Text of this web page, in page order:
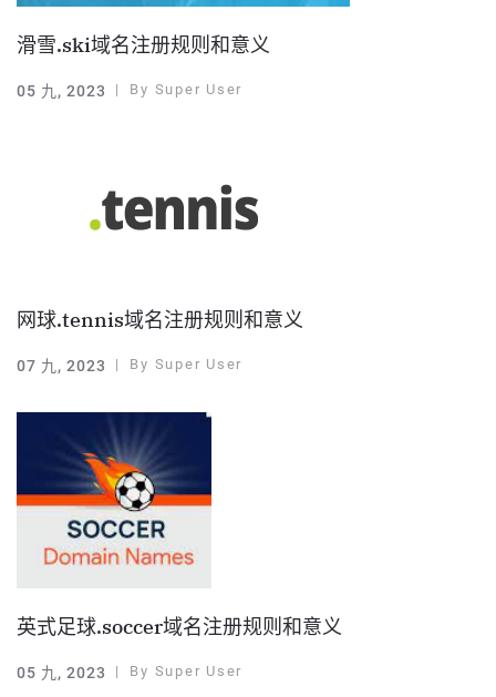
滑雪.ski域名注册规则和意义
05 九, 2023 By Super User
网球.tennis域名注册规则和意义
07 九, 2023 By Super User
英式足球.soccer域名注册规则和意义
05 九, 2023 By Super User